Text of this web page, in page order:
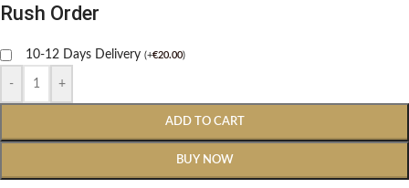
Rush Order
10-12 Days Delivery (+€20.00)
- +
ADD TO CART
BUY NOW